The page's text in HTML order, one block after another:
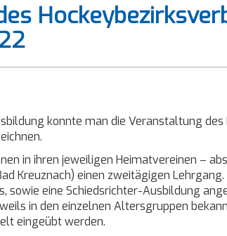
konnte man die Veranstaltung
in ihren jeweiligen Heimatvereinen –
Kreuznach) einen zweitägigen
sowie eine Schiedsrichter-Ausbildung
in den einzelnen Altersgruppen
eingeübt werden.